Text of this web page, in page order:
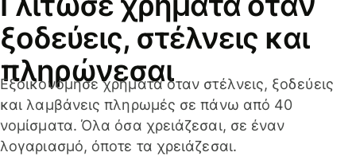
ξοδεύεις, στέλνεις και
πληρώνεσαι
Εξοικονόμησε χρήματα όταν στέλνεις, ξοδεύεις
και λαμβάνεις πληρωμές σε πάνω από 40
νομίσματα. Όλα όσα χρειάζεσαι, σε έναν
λογαριασμό, όποτε τα χρειάζεσαι.